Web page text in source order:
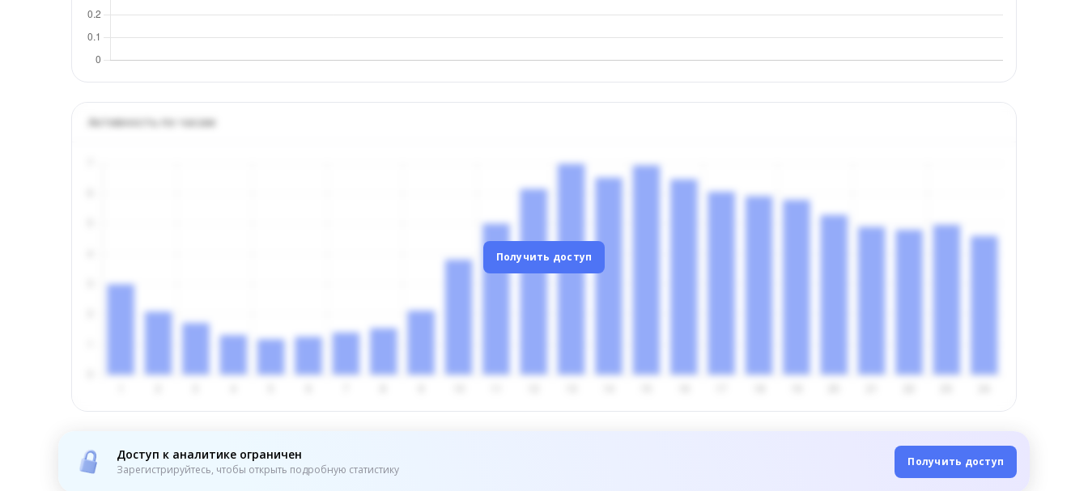
Активность по часам
Получить доступ
Доступ к аналитике ограничен
Зарегистрируйтесь, чтобы открыть подробную статистику
Получить доступ